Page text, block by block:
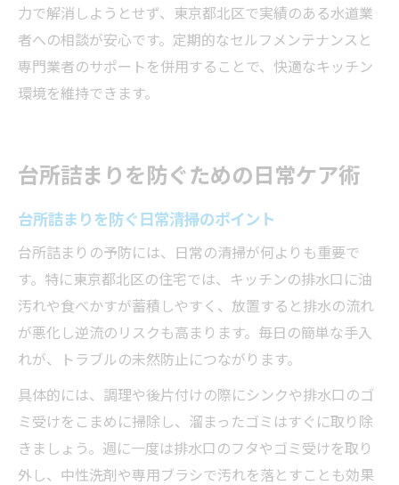
力で解消しようとせず、東京都北区で実績のある水道業
者への相談が安心です。定期的なセルフメンテナンスと
専門業者のサポートを併用することで、快適なキッチン
環境を維持できます。
台所詰まりを防ぐための日常ケア術
台所詰まりを防ぐ日常清掃のポイント
台所詰まりの予防には、日常の清掃が何よりも重要で
す。特に東京都北区の住宅では、キッチンの排水口に油
汚れや食べかすが蓄積しやすく、放置すると排水の流れ
が悪化し逆流のリスクも高まります。毎日の簡単な手入
れが、トラブルの未然防止につながります。
具体的には、調理や後片付けの際にシンクや排水口のゴ
ミ受けをこまめに掃除し、溜まったゴミはすぐに取り除
きましょう。週に一度は排水口のフタやゴミ受けを取り
外し、中性洗剤や専用ブラシで汚れを落とすことも効果